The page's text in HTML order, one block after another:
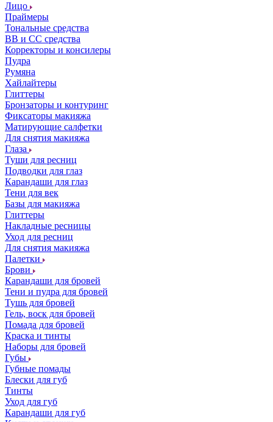
Лицо
Праймеры
Тональные средства
ВВ и СС средства
Корректоры и консилеры
Пудра
Румяна
Хайлайтеры
Глиттеры
Бронзаторы и контуринг
Фиксаторы макияжа
Матирующие салфетки
Для снятия макияжа
Глаза
Туши для ресниц
Подводки для глаз
Карандаши для глаз
Тени для век
Базы для макияжа
Глиттеры
Накладные ресницы
Уход для ресниц
Для снятия макияжа
Палетки
Брови
Карандаши для бровей
Тени и пудра для бровей
Тушь для бровей
Гель, воск для бровей
Помада для бровей
Краска и тинты
Наборы для бровей
Губы
Губные помады
Блески для губ
Тинты
Уход для губ
Карандаши для губ